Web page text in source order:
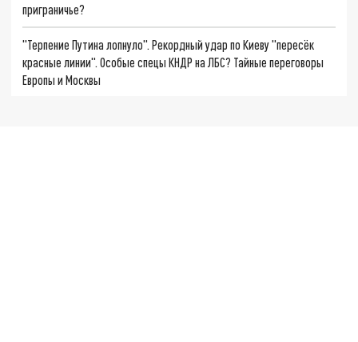
приграничье?
"Терпение Путина лопнуло". Рекордный удар по Киеву "пересёк
красные линии". Особые спецы КНДР на ЛБС? Тайные переговоры
Европы и Москвы